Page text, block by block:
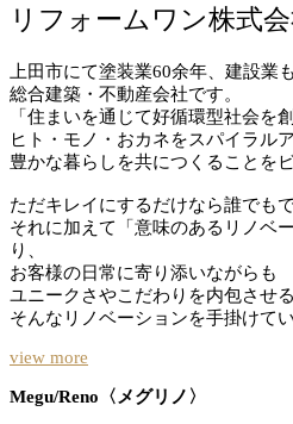
リフォームワン株式会
上田市にて塗装業60余年、建設業も
総合建築・不動産会社です。
「住まいを通じて好循環型社会を
ヒト・モノ・おカネをスパイラル
豊かな暮らしを共につくることを
ただキレイにするだけなら誰でも
それに加えて「意味のあるリノベ
り、
お客様の日常に寄り添いながらも
ユニークさやこだわりを内包させる
そんなリノベーションを手掛けてい
view more
Megu/Reno〈メグリノ〉